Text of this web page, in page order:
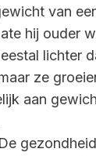
van
hij ouder
lichter
ze
aan